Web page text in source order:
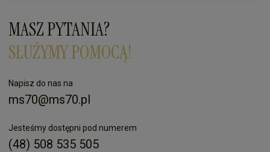
MASZ PYTANIA?
SŁUŻYMY POMOCĄ!
Napisz do nas na
ms70@ms70.pl
Jesteśmy dostępni pod numerem
(48) 508 535 505